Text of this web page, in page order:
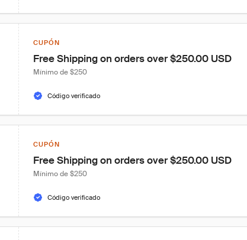
CUPÓN
Free Shipping on orders over $250.00 USD
Mínimo de $250
Código verificado
CUPÓN
Free Shipping on orders over $250.00 USD
Mínimo de $250
Código verificado